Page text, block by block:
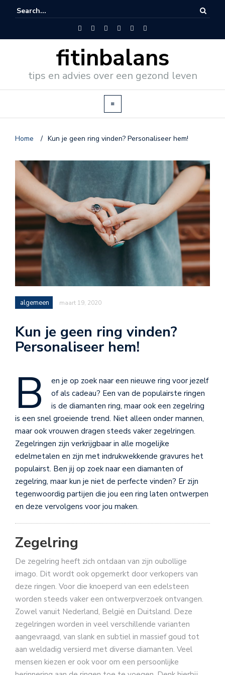
fitinbalans
tips en advies over een gezond leven
Home / Kun je geen ring vinden? Personaliseer hem!
algemeen maart 19, 2020
Kun je geen ring vinden?
Personaliseer hem!
B
en je op zoek naar een nieuwe ring voor jezelf
of als cadeau? Een van de populairste ringen
is de diamanten ring, maar ook een zegelring
is een snel groeiende trend. Niet alleen onder mannen,
maar ook vrouwen dragen steeds vaker zegelringen.
Zegelringen zijn verkrijgbaar in alle mogelijke
edelmetalen en zijn met indrukwekkende gravures het
populairst. Ben jij op zoek naar een diamanten of
zegelring, maar kun je niet de perfecte vinden? Er zijn
tegenwoordig partijen die jou een ring laten ontwerpen
en deze vervolgens voor jou maken.
Zegelring
De zegelring heeft zich ontdaan van zijn oubollige
imago. Dit wordt ook opgemerkt door verkopers van
deze ringen. Voor die knoeperd van een edelsteen
worden steeds vaker een ontwerpverzoek ontvangen.
Zowel vanuit Nederland, België en Duitsland. Deze
zegelringen worden in veel verschillende varianten
aangevraagd, van slank en subtiel in massief goud tot
aan weldadig versierd met diverse diamanten. Veel
mensen kiezen er ook voor om een persoonlijke